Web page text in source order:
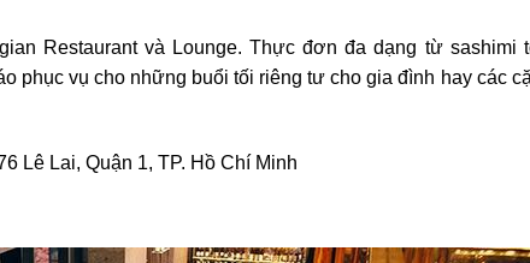
Restaurant và Lounge. Thực đơn đa dạng từ sashimi
phục vụ cho những buổi tối riêng tư cho gia đình hay các
Lê Lai, Quận 1, TP. Hồ Chí Minh